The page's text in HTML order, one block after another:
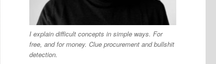
I explain difficult concepts in simple ways. For
free, and for money. Clue procurement and bullshit
detection.